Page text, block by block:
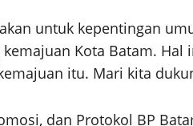
untuk kepentingan
Kota Batam.
itu. Mari kita
dan Protokol BP